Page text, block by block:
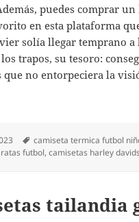
puedes comprar
en esta plataforma
solía llegar temprano a
trapos, su tesoro:
que no entorpeciera la
Etiquetas
camiseta termica futbol
futbol,camisetas harley
tailandia